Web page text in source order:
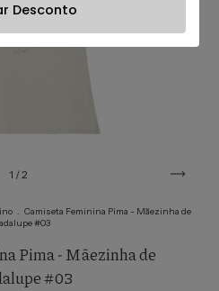
1 /2
. Camiseta Feminina Pima - Mãezinha de
#03
Pima - Mãezinha de
#03
Desconto